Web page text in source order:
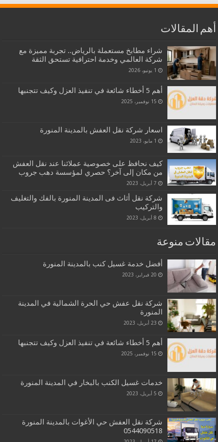
أهم المقالات
شراء مطابخ مستعملة بالرياض.. تجربة مميزة مع
شركة العالمي وخدمة احترافية تستحق الثقة
1 يونيو، 2026
أهم 5 أخطاء شائعة في تنفيذ العزل وكيف تتجنبها
15 نوفمبر، 2025
اسعار شركة نقل العفش بالمدينة المنورة
1 مايو، 2023
كيف نحافظ على خصوصية عملائنا عند نقل العفش
من مكان إلى آخر؟ حصري لمؤسسة دهب جروب
7 أبريل، 2023
شركة نقل أثاث فى المدينة المنورة بالفك والتغليف
والتركيب
8 أبريل، 2023
مقالات منوعة
أفضل خدمة غسيل كنب بالمدينة المنورة
20 فبراير، 2023
شركة نقل عفش حي الحرة الشمالية في المدينة
المنورة
23 أبريل، 2023
أهم 5 أخطاء شائعة في تنفيذ العزل وكيف تتجنبها
15 نوفمبر، 2025
خدمات غسيل الكنب بالبخار في المدينة المنورة
5 أبريل، 2023
شركة نقل العفش حي الأغوات بالمدينة المنورة
0544090518